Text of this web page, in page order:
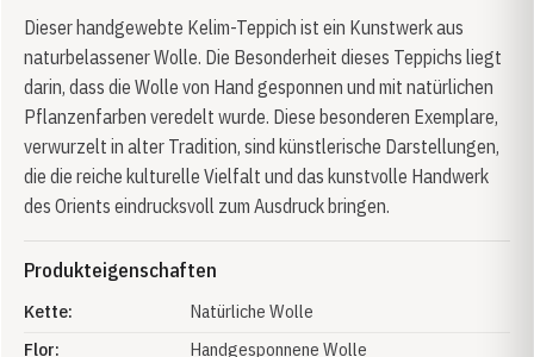
Dieser handgewebte Kelim-Teppich ist ein Kunstwerk aus
naturbelassener Wolle. Die Besonderheit dieses Teppichs liegt
darin, dass die Wolle von Hand gesponnen und mit natürlichen
Pflanzenfarben veredelt wurde. Diese besonderen Exemplare,
verwurzelt in alter Tradition, sind künstlerische Darstellungen,
die die reiche kulturelle Vielfalt und das kunstvolle Handwerk
des Orients eindrucksvoll zum Ausdruck bringen.
Produkteigenschaften
Kette:
Natürliche Wolle
Flor:
Handgesponnene Wolle